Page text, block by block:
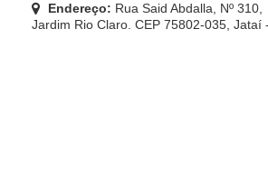
Endereço: Rua Said Abdalla, Nº 310,
Jardim Rio Claro. CEP 75802-035, Jataí